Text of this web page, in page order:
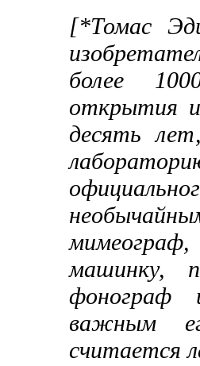
[*Томас
более
открытия
десять
машинку,
фонограф
важным
считается